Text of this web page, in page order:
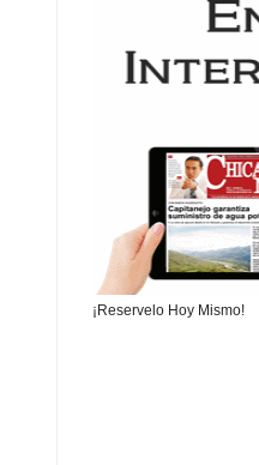
¡Reservelo Hoy Mismo!